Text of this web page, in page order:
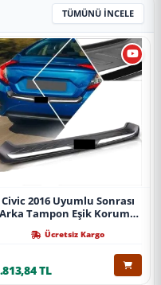
TÜMÜNÜ İNCELE
Civic 2016 Uyumlu Sonrası
Arka Tampon Eşik Koruma
Ücretsiz Kargo
TL